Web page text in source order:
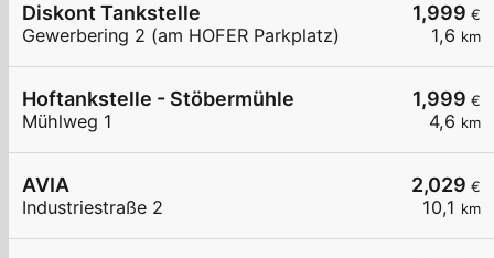
1,999 €
1,6 km
Diskont Tankstelle
Gewerbering 2 (am HOFER Parkplatz)
1,999 €
4,6 km
Hoftankstelle - Stöbermühle
Mühlweg 1
2,029 €
10,1 km
AVIA
Industriestraße 2